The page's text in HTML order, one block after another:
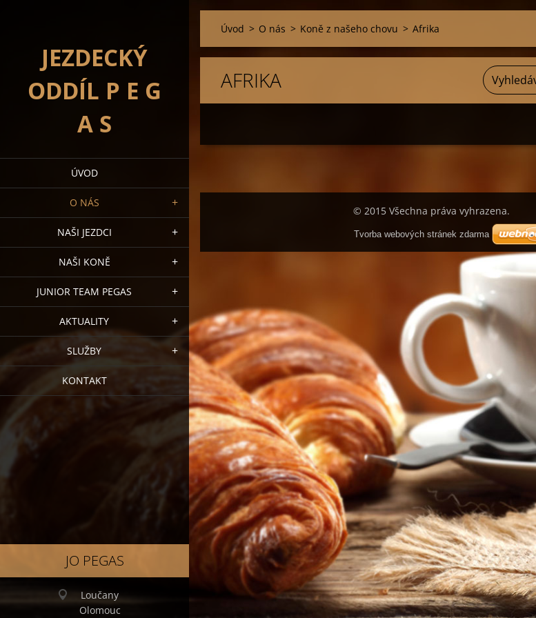
JEZDECKÝ
ODDÍL P E G
A S
ÚVOD
O NÁS
NAŠI JEZDCI
NAŠI KONĚ
JUNIOR TEAM PEGAS
AKTUALITY
SLUŽBY
KONTAKT
JO PEGAS
Loučany
Olomouc
Úvod > O nás > Koně z našeho chovu > Afrika
AFRIKA
© 2015 Všechna práva vyhrazena.
Tvorba webových stránek zdarma